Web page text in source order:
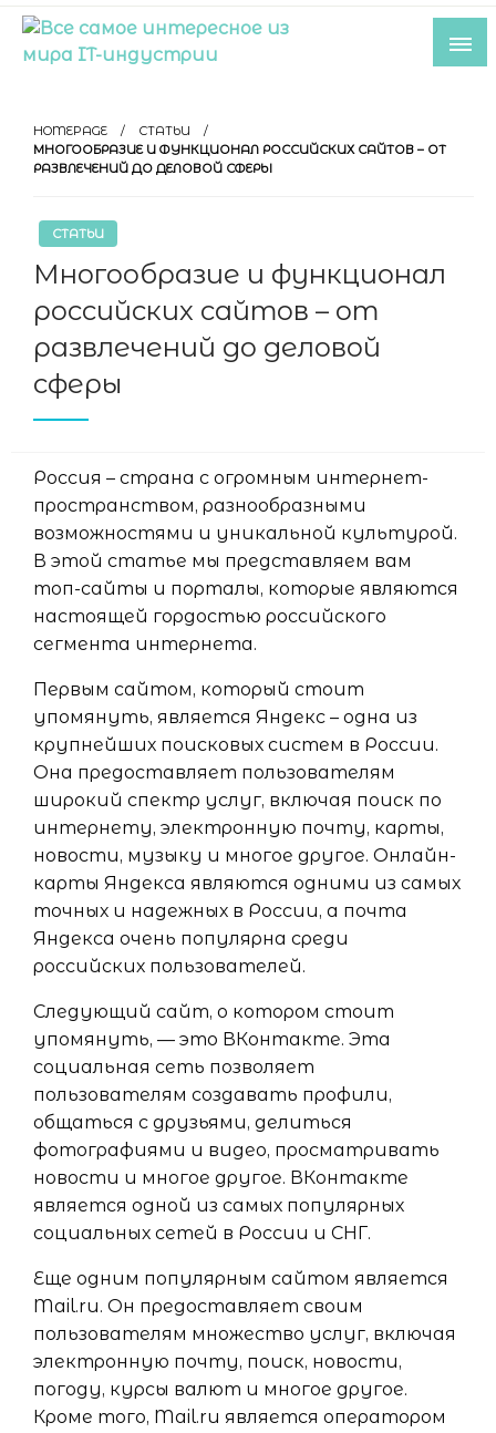
Skip
content
индустрии
HOMEPAGE
СТАТЬИ
МНОГООБРАЗИЕ И ФУНКЦИОНАЛ РОССИЙСКИХ САЙТОВ – ОТ
РАЗВЛЕЧЕНИЙ ДО ДЕЛОВОЙ СФЕРЫ
СТАТЬИ
Многообразие и функционал
российских сайтов – от
развлечений до деловой
сферы
Россия – страна с огромным интернет-
пространством, разнообразными
возможностями и уникальной культурой.
В этой статье мы представляем вам
топ-сайты и порталы, которые являются
настоящей гордостью российского
сегмента интернета.
Первым сайтом, который стоит
упомянуть, является Яндекс – одна из
крупнейших поисковых систем в России.
Она предоставляет пользователям
широкий спектр услуг, включая поиск по
интернету, электронную почту, карты,
новости, музыку и многое другое. Онлайн-
карты Яндекса являются одними из самых
точных и надежных в России, а почта
Яндекса очень популярна среди
российских пользователей.
Следующий сайт, о котором стоит
упомянуть, — это ВКонтакте. Эта
социальная сеть позволяет
пользователям создавать профили,
общаться с друзьями, делиться
фотографиями и видео, просматривать
новости и многое другое. ВКонтакте
является одной из самых популярных
социальных сетей в России и СНГ.
Еще одним популярным сайтом является
Mail.ru. Он предоставляет своим
пользователям множество услуг, включая
электронную почту, поиск, новости,
погоду, курсы валют и многое другое.
Кроме того, Mail.ru является оператором